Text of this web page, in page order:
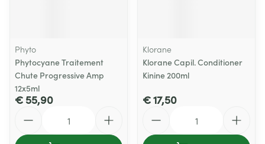
Phyto
Phytocyane Traitement
Chute Progressive Amp
12x5ml
€ 55,90
Klorane
Klorane Capil. Conditioner
Kinine 200ml
€ 17,50